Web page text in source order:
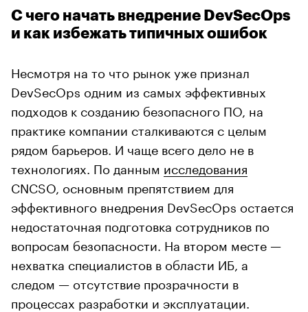
C чего начать внедрение DevSecOps
и как избежать типичных ошибок
Несмотря на то что рынок уже признал
DevSecOps одним из самых эффективных
подходов к созданию безопасного ПО, на
практике компании сталкиваются с целым
рядом барьеров. И чаще всего дело не в
технологиях. По данным исследования
CNCSO, основным препятствием для
эффективного внедрения DevSecOps остается
недостаточная подготовка сотрудников по
вопросам безопасности. На втором месте —
нехватка специалистов в области ИБ, а
следом — отсутствие прозрачности в
процессах разработки и эксплуатации.